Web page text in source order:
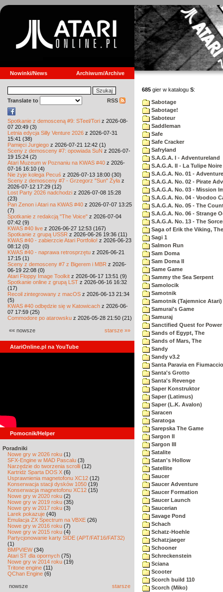
Nowinki/News Archiwum/Archive
Translate to RSS
Spotkanie z demosceną #9: STeel/Tori z 2026-08-
07 20:49 (3)
Letnia edycja Silly Venture 2026 z 2026-07-31
15:41 (38)
Pamięci Jurgiego z 2026-07-21 12:42 (1)
Sceny z demosceny #7: opowiada SuN z 2026-07-
19 15:24 (2)
Atari Muzeum w Poznaniu na KWAS #40 z 2026-
07-16 16:10 (4)
Nie żyje kolega Pecuś z 2026-07-13 18:00 (30)
Sceny z demosceny #7 - Grzegorz "Sun" Żyła z
2026-07-12 17:29 (12)
Lost Party 2026 nadchodzi z 2026-07-08 15:28
(23)
Pan Zenon i Atari na KWAS #40 z 2026-07-07 13:25
(7)
Spotkanie z redakcją "The Voice" z 2026-07-04
07:42 (9)
KWAS #40 live z 2026-06-27 12:53 (167)
Spotkanie z grupą USSR z 2026-06-26 19:36 (11)
KWAS #40 - zabierzcie Atari Portfolio! z 2026-06-23
08:12 (0)
KWAS #40 - naprawa retrosprzętu z 2026-06-21
17:15 (1)
Sceny z demosceny #7 z Bigerem i MBR z 2026-
06-19 22:08 (0)
Atari Floppy Image Toolkit z 2026-06-17 13:51 (9)
Spotkanie online z grupą LST z 2026-06-16 16:32
(17)
Recoil zintegrowany z macOS z 2026-06-13 21:34
(5)
KWAS #40 odbędzie się w Katowicach z 2026-06-
07 17:59 (25)
Commodore po atarowsku z 2026-05-28 21:50 (21)
«« nowsze starsze »»
AtariOnline.pl na YouTube
Pomocnik/Helper
Poradniki
Nowe gry w 2026 roku (1)
SFX-Engine w MAD Pascalu (3)
Narzędzie do tworzenia scrolli (12)
Kartridż Sparta DOS X (6)
Usprawnienia magnetofonu XC12 (12)
Konserwacja stacji dysków 1050 (19)
Konserwacja magnetofonu XC12 (15)
Nowe gry w 2020 roku (2)
Nowe gry w 2019 roku (35)
Nowe gry w 2017 roku (3)
Larek pokazuje (40)
Emulacja ZX Spectrum na VBXE (26)
Nowe gry w 2016 roku (7)
Nowe gry w 2015 roku (4)
Partycjonowanie karty SIDE (APT/FAT16/FAT32)
(1)
BMPVIEW(34)
Atari ST dla opornych (75)
Nowe gry w 2014 roku (19)
Tritone engine (11)
QChan Engine (6)
nowsze starsze
685 gier w katalogu S:
Sabotage
Sabotage!
Saboteur
Saddleman
Safe
Safe Cracker
Safryland
S.A.G.A. I - Adventureland
S.A.G.A. II - La Tulipe Noire
S.A.G.A. No. 01 -
S.A.G.A. No. 02 - Pirate
S.A.G.A. No. 03 - Mission
S.A.G.A. No. 04 - Voodoo
S.A.G.A. No. 05 - The
S.A.G.A. No. 06 - Strange
S.A.G.A. No. 13 - The
Saga of Erik the Viking, The
Sagi 1
Salmon Run
Sam Doma
Sam Doma II
Same Game
Sammy the Sea Serpent
Samolocik
Samotnik
Samotnik (Tajemnice Atari)
Samurai's Game
Samuraj
Sanctified Quest for Power
Sands of Egypt, The
Sands of Mars, The
Sandy
Sandy v3.2
Santa Paravia en Fiumaccio
Santa's Grotto
Santa's Revenge
Saper Konstruktor
Saper (Latimus)
Saper (L.K. Avalon)
Saracen
Saratoga
Sarepska The Game
Sargon II
Sargon III
Satalite
Satan's Hollow
Satellite
Saucer
Saucer Adventure
Saucer Formation
Saucer Launch
Saucerian
Savage Pond
Schach
Schatz-Hoehle
Schatzjaeger
Schooner
Schreckenstein
Sciana
Scooter
Scorch build 110
Scorch (Miko)